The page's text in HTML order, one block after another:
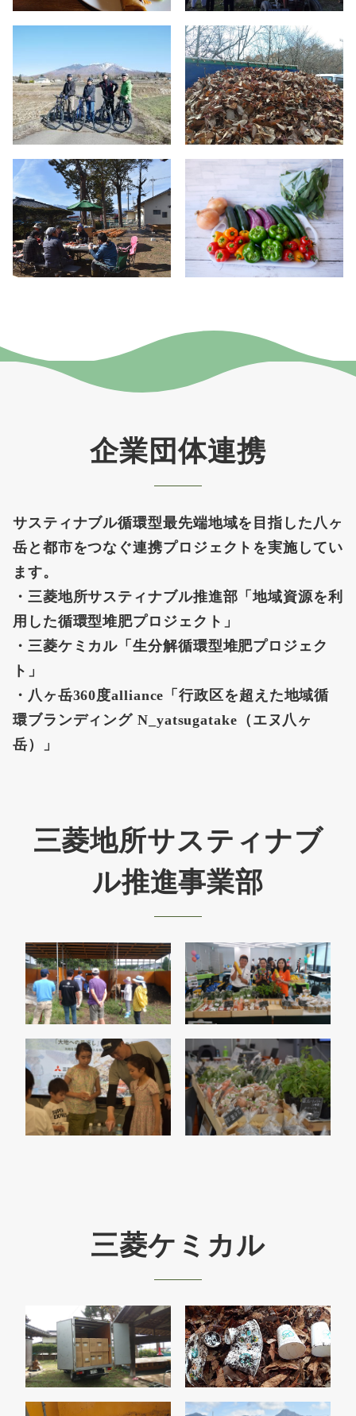
企業団体連携
サスティナブル循環型最先端地域を目指した八ヶ
岳と都市をつなぐ連携プロジェクトを実施してい
ます。
・三菱地所サスティナブル推進部「地域資源を利
用した循環型堆肥プロジェクト」
・三菱ケミカル「生分解循環型堆肥プロジェク
ト」
・八ヶ岳360度alliance「行政区を超えた地域循
環ブランディング N_yatsugatake（エヌ八ヶ
岳）」
三菱地所サスティナブ
ル推進事業部
三菱ケミカル